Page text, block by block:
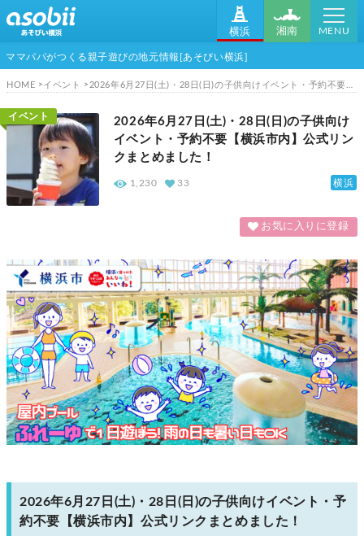
横浜 湘南 MENU
ママパパがつくる親子遊びの地元情報[あそびい横浜]
HOME イベント 2026年6月27日(土)・28日(日)の子供向けイベント・予約不要【横浜市内】公式リンクまとめました！
イベント
2026年6月27日(土)・28日(日)の子供向け
イベント・予約不要【横浜市内】公式リン
クまとめました！
横浜
1,230 33
お気に入りに登録
2026年6月27日(土)・28日(日)の子供向けイベント・予
約不要【横浜市内】公式リンクまとめました！